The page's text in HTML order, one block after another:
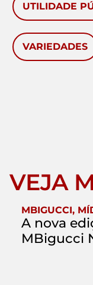
UTILIDADE
VARIEDADES
VEJA
MBIGUCCI,
A nova
MBigucci